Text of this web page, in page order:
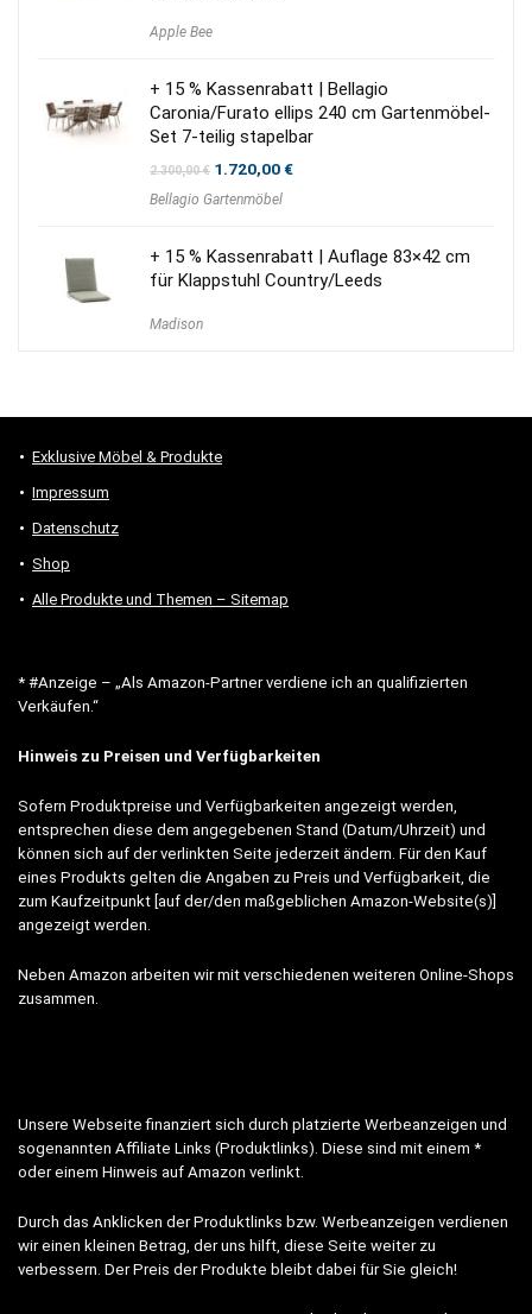
Apple Bee
+ 15 % Kassenrabatt | Bellagio
Caronia/Furato ellips 240 cm Gartenmöbel-
Set 7-teilig stapelbar
2.300,00€ Ursprünglicher
war:
1.720,00€Aktueller
Bellagio Gartenmöbel
+ 15 % Kassenrabatt | Auflage 83×42 cm
für Klappstuhl Country/Leeds
Madison
Exklusive Möbel & Produkte
Impressum
Datenschutz
Shop
Alle Produkte und Themen – Sitemap
* #Anzeige – „Als Amazon-Partner verdiene ich an qualifizierten
Verkäufen.“
Hinweis zu Preisen und Verfügbarkeiten
Sofern Produktpreise und Verfügbarkeiten angezeigt werden,
entsprechen diese dem angegebenen Stand (Datum/Uhrzeit) und
können sich auf der verlinkten Seite jederzeit ändern. Für den Kauf
eines Produkts gelten die Angaben zu Preis und Verfügbarkeit, die
zum Kaufzeitpunkt [auf der/den maßgeblichen Amazon-Website(s)]
angezeigt werden.
Neben Amazon arbeiten wir mit verschiedenen weiteren Online-Shops
zusammen.
Unsere Webseite finanziert sich durch platzierte Werbeanzeigen und
sogenannten Affiliate Links (Produktlinks). Diese sind mit einem *
oder einem Hinweis auf Amazon verlinkt.
Durch das Anklicken der Produktlinks bzw. Werbeanzeigen verdienen
wir einen kleinen Betrag, der uns hilft, diese Seite weiter zu
verbessern. Der Preis der Produkte bleibt dabei für Sie gleich!